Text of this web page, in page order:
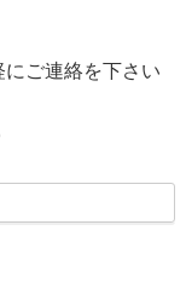
にご連絡を下さい